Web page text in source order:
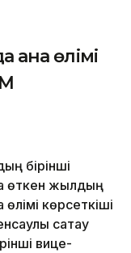
ана өлімі
бірінші
өткен жылдың
көрсеткіші
сақтау
вице-